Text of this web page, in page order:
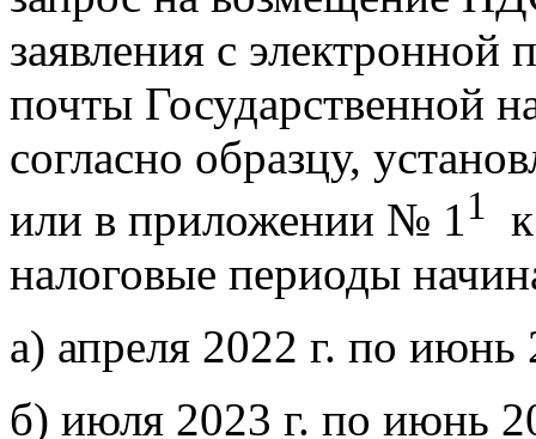
заявления с электронной
почты Государственной
согласно образцу,
или в приложении № 11
налоговые периоды
а) апреля 2022 г. по июнь
б) июля 2023 г. по июнь